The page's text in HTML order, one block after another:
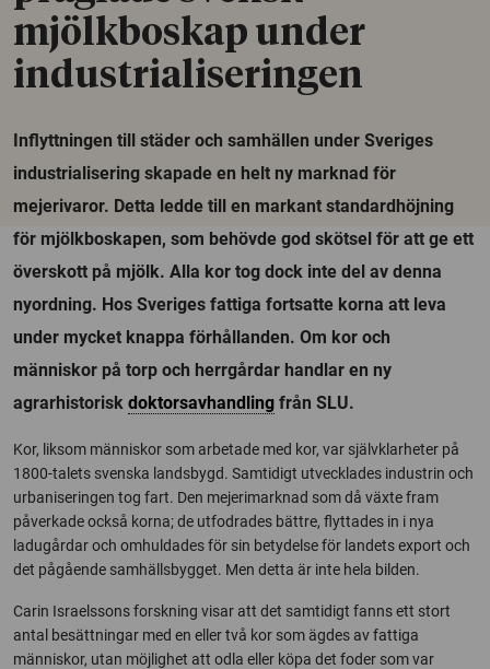
mjölkboskap under
industrialiseringen
Inflyttningen till städer och samhällen under Sveriges
industrialisering skapade en helt ny marknad för
mejerivaror. Detta ledde till en markant standardhöjning
för mjölkboskapen, som behövde god skötsel för att ge ett
överskott på mjölk. Alla kor tog dock inte del av denna
nyordning. Hos Sveriges fattiga fortsatte korna att leva
under mycket knappa förhållanden. Om kor och
människor på torp och herrgårdar handlar en ny
agrarhistorisk doktorsavhandling från SLU.
Kor, liksom människor som arbetade med kor, var självklarheter på
1800-talets svenska landsbygd. Samtidigt utvecklades industrin och
urbaniseringen tog fart. Den mejerimarknad som då växte fram
påverkade också korna; de utfodrades bättre, flyttades in i nya
ladugårdar och omhuldades för sin betydelse för landets export och
det pågående samhällsbygget. Men detta är inte hela bilden.
Carin Israelssons forskning visar att det samtidigt fanns ett stort
antal besättningar med en eller två kor som ägdes av fattiga
människor, utan möjlighet att odla eller köpa det foder som var